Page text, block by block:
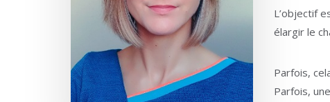
L’objectif
élargir le
Parfois,
Parfois,